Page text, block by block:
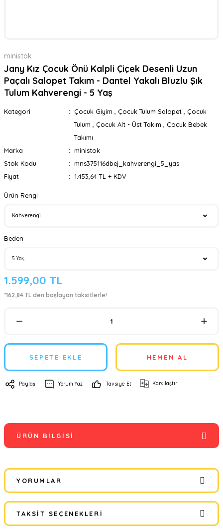
ministok
Jany Kız Çocuk Önü Kalpli Çiçek Desenli Uzun
Paçalı Salopet Takım - Dantel Yakalı Bluzlu Şık
Tulum Kahverengi - 5 Yaş
Kategori Çocuk Giyim Çocuk Tulum Salopet
Çocuk
Tulum
Çocuk Alt - Üst Takım
Çocuk Bebek
Takımı
Marka
ministok
Stok Kodu
mns375116dbej_kahverengi_5_yas
Fiyat
1.453,64 TL + KDV
Ürün Rengi
Beden
1.599,00 TL
*162,84 TL den başlayan taksitlerle!
SEPETE EKLE HEMEN AL
Paylaş Yorum Yaz Tavsiye Et Karşılaştır
ÜRÜN BILGISI
YORUMLAR
Bu ürüne ilk yorumu siz yapın!
TAKSIT SEÇENEKLERI